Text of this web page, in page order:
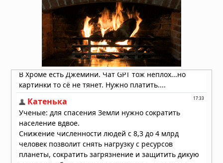
ДНК ребёнка может предсказать
развод родителей
06.08.2026 в 09:13
Мозг не всегда разлагается: учёные
выяснили, почему человеческий
мозг сохраняется тысячи лет
06.08.2026 в 09:11